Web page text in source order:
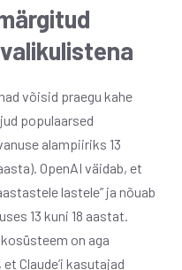
võisid praegu kahe
populaarsed
alampiiriks 13
OpenAI väidab, et
lastele” ja nõuab
13 kuni 18 aastat.
on aga
Claude’i kasutajad